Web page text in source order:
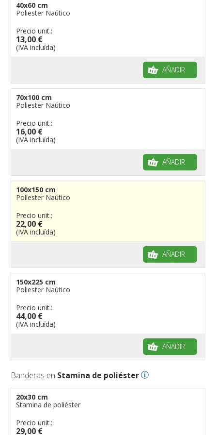
banderas para bicicletas
Banderas para tiendas
banderas para Palios
Banderas para embajadas
banderas para parques
banderas para grupos musicales
Banderas para niños
40x60 cm
Poliester Naútico
Precio unit.:
13,00 €
(IVA incluída)
AÑADIR
70x100 cm
Poliester Naútico
Precio unit.:
16,00 €
(IVA incluída)
AÑADIR
100x150 cm
Poliester Naútico
Precio unit.:
22,00 €
(IVA incluída)
AÑADIR
150x225 cm
Poliester Naútico
Precio unit.:
44,00 €
(IVA incluída)
AÑADIR
Banderas en Stamina de poliéster
20x30 cm
Stamina de poliéster
Precio unit.:
29,00 €